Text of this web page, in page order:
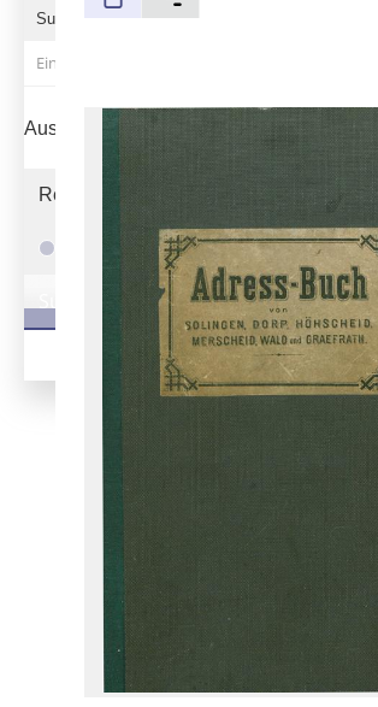
Suchbegriff
Ausgabe-Optionen
Rechtstrunkierung
aus